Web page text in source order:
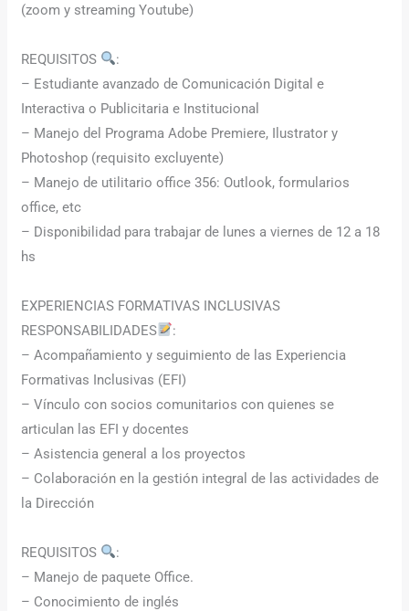
(zoom y streaming Youtube)
REQUISITOS
:
– Estudiante avanzado de Comunicación Digital e
Interactiva o Publicitaria e Institucional
– Manejo del Programa Adobe Premiere, Ilustrator y
Photoshop (requisito excluyente)
– Manejo de utilitario office 356: Outlook, formularios
office, etc
– Disponibilidad para trabajar de lunes a viernes de 12 a 18
hs
EXPERIENCIAS FORMATIVAS INCLUSIVAS
RESPONSABILIDADES
:
– Acompañamiento y seguimiento de las Experiencia
Formativas Inclusivas (EFI)
– Vínculo con socios comunitarios con quienes se
articulan las EFI y docentes
– Asistencia general a los proyectos
– Colaboración en la gestión integral de las actividades de
la Dirección
REQUISITOS
:
– Manejo de paquete Office.
– Conocimiento de inglés